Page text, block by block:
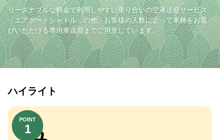
【オアフ島】空港送迎（ホノルル・全て）
【オアフ島】エリアで選ぶ（ワイキキ）
【オアフ島】エリアで選ぶ（コオリナ・カポレイ）
【オアフ島】ホノルル クルーズ ターミナル（空港間・ワイキキ間）の送迎
【ハワイ島】空港送迎
リーズナブルな料金で利用しやすい乗り合いの空港送迎サービス
「エアポートシャトル」の他、お客様の人数によって車種をお選
びいただける専用車送迎までご用意しています。
ハイライト
POINT
1